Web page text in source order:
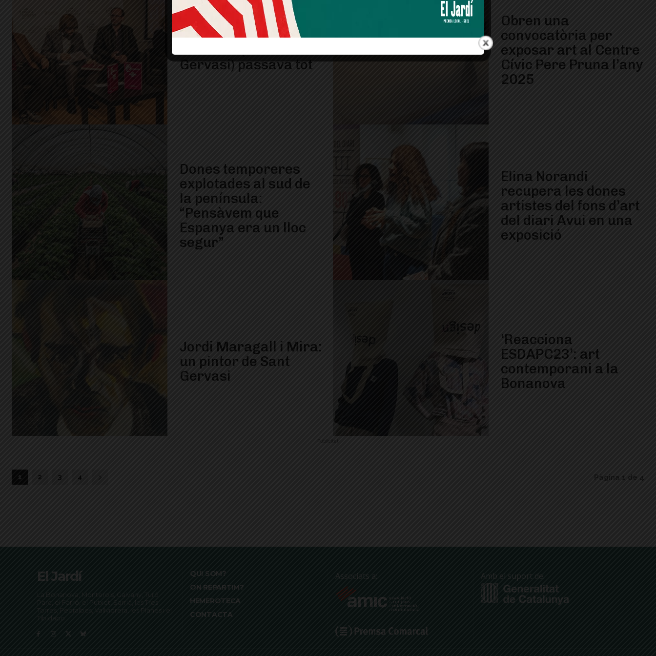
Records de quan a
Gervasi) passava tot
Obren una
convocatòria per
exposar art al Centre
Cívic Pere Pruna l’any
2025
Dones temporeres
explotades al sud de
la península:
“Pensàvem que
Espanya era un lloc
segur”
Elina Norandi
recupera les dones
artistes del fons d’art
del diari Avui en una
exposició
Jordi Maragall i Mira:
un pintor de Sant
Gervasi
‘Reacciona
ESDAPC23’: art
contemporani a la
Bonanova
Publicitat
1 2 3 4 Pàgina 1 de 4
El Jardí
La Bonanova, Monterols, Galvany, Turó
Parc, el Farró, el Putxet, Sarrià, les Tres
Torres, Pedralbes, Vallvidrera, les Planes i el
Tibidabo
QUI SOM?
ON REPARTIM?
HEMEROTECA
CONTACTA
Associats a: Amb el suport de: